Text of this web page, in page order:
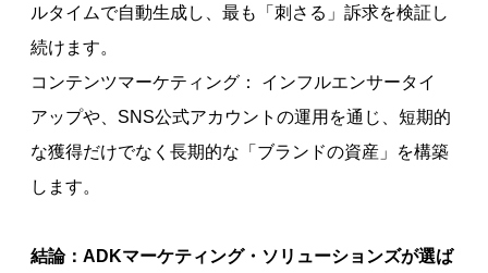
ルタイムで自動生成し、最も「刺さる」訴求を検証し
続けます。
コンテンツマーケティング： インフルエンサータイ
アップや、SNS公式アカウントの運用を通じ、短期的
な獲得だけでなく長期的な「ブランドの資産」を構築
します。
結論：ADKマーケティング・ソリューションズが選ば